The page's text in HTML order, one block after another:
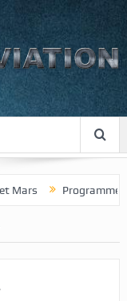
Programme de